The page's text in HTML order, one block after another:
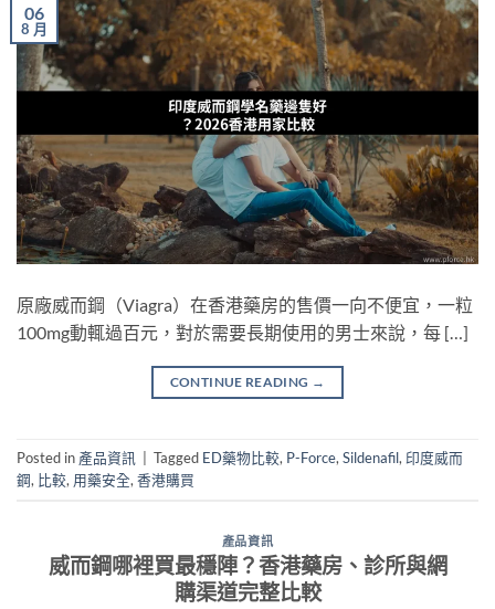
06
8 月
原廠威而鋼（Viagra）在香港藥房的售價一向不便宜，一粒
100mg動輒過百元，對於需要長期使用的男士來說，每 […]
CONTINUE READING →
Posted in 產品資訊 Tagged ED藥物比較, P-Force, Sildenafil, 印度威而
鋼, 比較, 用藥安全, 香港購買
產品資訊
威而鋼哪裡買最穩陣？香港藥房、診所與網
購渠道完整比較